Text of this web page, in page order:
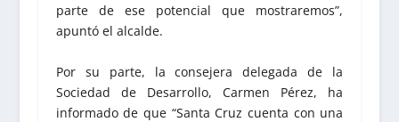
parte de ese potencial que mostraremos”,
apuntó el alcalde.
Por su parte, la consejera delegada de la
Sociedad de Desarrollo, Carmen Pérez, ha
informado de que “Santa Cruz cuenta con una